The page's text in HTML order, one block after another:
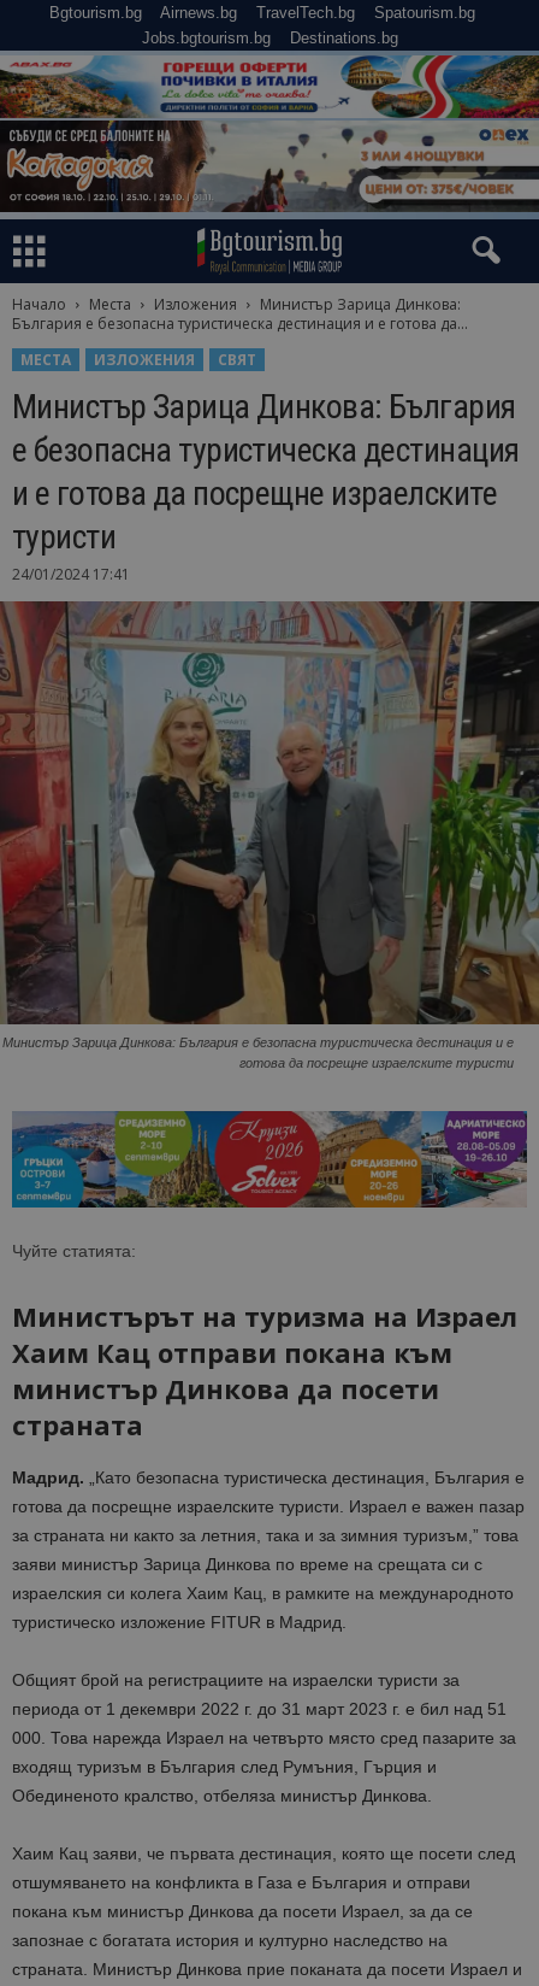
Bgtourism.bg Airnews.bg TravelTech.bg
Spatourism.bg
Jobs.bgtourism.bg
Destinations.bg
Начало Места Изложения
Министър Зарица Динкова:
България е безопасна туристическа дестинация и е готова да...
МЕСТА
ИЗЛОЖЕНИЯ СВЯТ
Министър Зарица Динкова: България
е безопасна туристическа дестинация
и е готова да посрещне израелските
туристи
24/01/2024 17:41
Министър Зарица Динкова: България е безопасна туристическа дестинация и е
готова да посрещне израелските туристи
Чуйте статията:
Министърът на туризма на Израел
Хаим Кац отправи покана към
министър Динкова да посети
страната
Мадрид. „Като безопасна туристическа дестинация, България е
готова да посрещне израелските туристи. Израел е важен пазар
за страната ни както за летния, така и за зимния туризъм,” това
заяви министър Зарица Динкова по време на срещата си с
израелския си колега Хаим Кац , в рамките на международното
туристическо изложение FITUR в Мадрид.
Общият брой на регистрациите на израелски туристи за
периода от 1 декември 2022 г. до 31 март 2023 г. е бил над 51
000. Това нарежда Израел на четвърто място сред пазарите за
входящ туризъм в България след Румъния, Гърция и
Обединеното кралство, отбеляза министър Динкова.
Хаим Кац заяви, че първата дестинация, която ще посети след
отшумяването на конфликта в Газа е България и отправи
покана към министър Динкова да посети Израел, за да се
запознае с богатата история и културно наследство на
страната. Министър Динкова прие поканата да посети Израел и